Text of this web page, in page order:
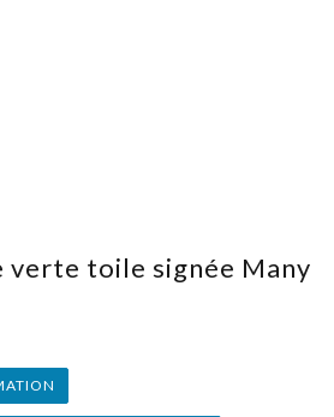
verte toile signée Many